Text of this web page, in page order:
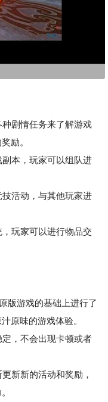
剧情任务来了解游戏
励。
本，玩家可以组队进
活动，与其他玩家进
玩家可以进行物品交
版游戏的基础上进行了
原味的游戏体验。
，不会出现卡顿或者
新新的活动和奖励，